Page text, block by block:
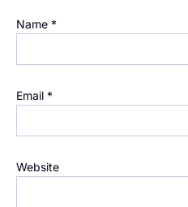
Name *
Email *
Website